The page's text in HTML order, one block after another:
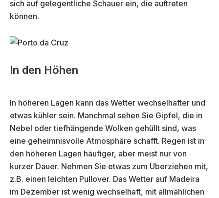
sich auf gelegentliche Schauer ein, die auftreten
können.
In den Höhen
In höheren Lagen kann das Wetter wechselhafter und
etwas kühler sein. Manchmal sehen Sie Gipfel, die in
Nebel oder tiefhängende Wolken gehüllt sind, was
eine geheimnisvolle Atmosphäre schafft. Regen ist in
den höheren Lagen häufiger, aber meist nur von
kurzer Dauer. Nehmen Sie etwas zum Überziehen mit,
z.B. einen leichten Pullover. Das Wetter auf Madeira
im Dezember ist wenig wechselhaft, mit allmählichen